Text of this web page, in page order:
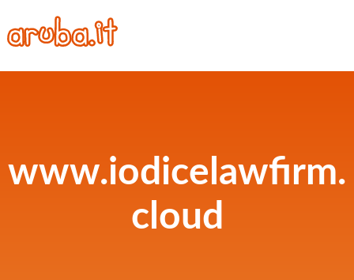
www.iodicelawfirm.
cloud